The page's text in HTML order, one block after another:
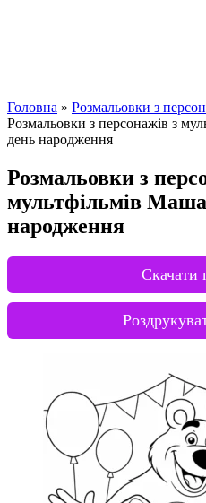
Головна » Розмальовки з
Розмальовки з персонажів з
день народження
Розмальовки з
мультфільмів Маша
народження
Скачати